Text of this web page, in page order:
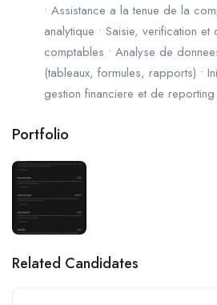
• Assistance a la tenue de la
analytique • Saisie, verification
comptables • Analyse de
(tableaux, formules, rapports) •
gestion financiere et de
Portfolio
Related Candidates